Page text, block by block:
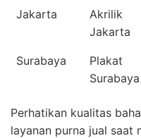
Jakarta
Akrilik
Jakarta
Surabaya
Plakat
Surabaya
Perhatikan kualitas
layanan purna jual saat